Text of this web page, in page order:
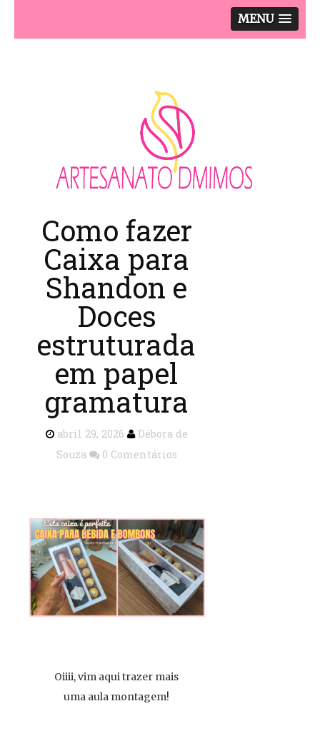
MENU
Como fazer
Caixa para
Shandon e
Doces
estruturada
em papel
gramatura
abril 29, 2026
Débora de
Souza
0 Comentários
Oiiii, vim aqui trazer mais
uma aula montagem!